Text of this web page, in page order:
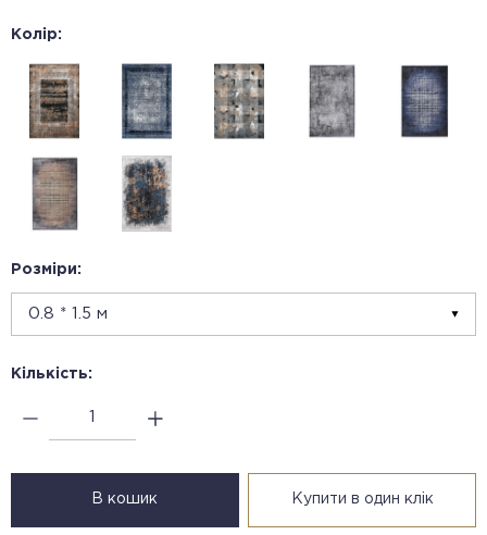
Колір:
Розміри:
Кількість:
В кошик Купити в один клік